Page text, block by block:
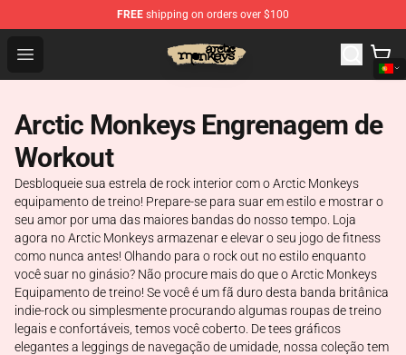
FREE shipping on orders over $100
Open menu
Arctic Monkeys Store - Official Arctic Monkeys
Arctic Monkeys Engrenagem de
Workout
Desbloqueie sua estrela de rock interior com o Arctic Monkeys
equipamento de treino! Prepare-se para suar em estilo e mostrar o
seu amor por uma das maiores bandas do nosso tempo. Loja
agora no Arctic Monkeys armazenar e elevar o seu jogo de fitness
como nunca antes! Olhando para o rock out no estilo enquanto
você suar no ginásio? Não procure mais do que o Arctic Monkeys
Equipamento de treino! Se você é um fã duro desta banda britânica
indie-rock ou simplesmente procurando algumas roupas de treino
legais e confortáveis, temos você coberto. De tees gráficos
elegantes a leggings de navegação de umidade, nossa coleção tem